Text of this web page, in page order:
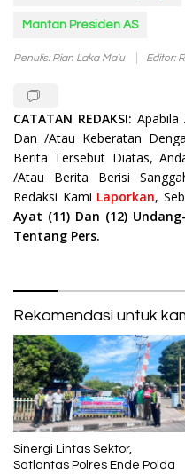
Mantan Presiden AS
Penulis: Rian Laka Ma'u Editor:
CATATAN REDAKSI: Apabila
Dan /Atau Keberatan
Berita Tersebut Diatas,
/Atau Berita Berisi
Redaksi Kami Laporkan,
Ayat (11) Dan (12)
Tentang Pers.
Rekomendasi untuk
Sinergi Lintas Sektor,
Satlantas Polres Ende Polda